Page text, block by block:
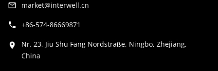
market@interwell.cn
+86-574-86669871
Nr. 23, Jiu Shu Fang Nordstraße, Ningbo, Zhejiang,
China